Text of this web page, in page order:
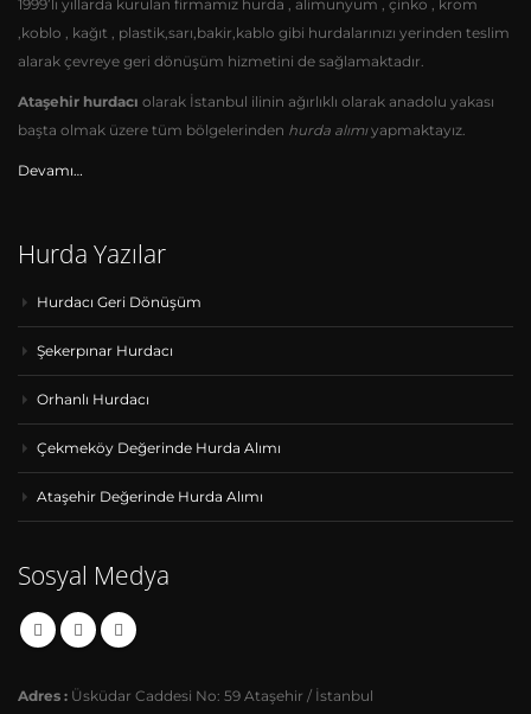
1999’lı yıllarda kurulan firmamız hurda , alimunyum , çinko , krom
,koblo , kağıt , plastik,sarı,bakir,kablo gibi hurdalarınızı yerinden teslim
alarak çevreye geri dönüşüm hizmetini de sağlamaktadır.
Ataşehir hurdacı olarak İstanbul ilinin ağırlıklı olarak anadolu yakası
başta olmak üzere tüm bölgelerinden hurda alımıyapmaktayız.
Devamı…
Hurda Yazılar
Hurdacı Geri Dönüşüm
Şekerpınar Hurdacı
Orhanlı Hurdacı
Çekmeköy Değerinde Hurda Alımı
Ataşehir Değerinde Hurda Alımı
Sosyal Medya
Adres : Üsküdar Caddesi No: 59 Ataşehir / İstanbul